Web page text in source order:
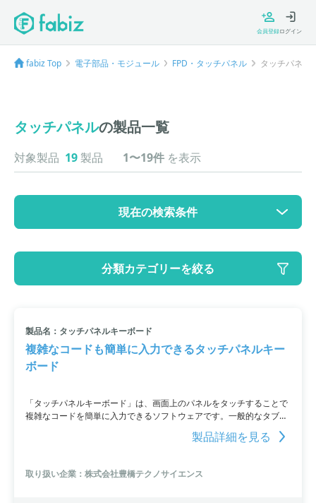
会員登録ログイン
fabiz Top 電子部品・モジュール FPD・タッチパネル タッチパネル
タッチパネルの製品一覧
対象製品 19 製品 1〜19件 を表示
現在の検索条件
大カテゴリ: 電子部品・モジュール
小カテゴリ: タッチパネル
分類カテゴリーを絞る
製品名：タッチパネルキーボード
複雑なコードも簡単に入力できるタッチパネルキー
ボード
「タッチパネルキーボード」は、画面上のパネルをタッチすることで
複雑なコードを簡単に入力できるソフトウェアです。一般的なタブレ
ットPCでシステムを構築しているため、安価で導入でき、製造中止の
心配がなく、長期的に利用できます。ライトパネルキーボード用のキ
製品詳細を見る
取り扱い企業：株式会社豊橋テクノサイエンス